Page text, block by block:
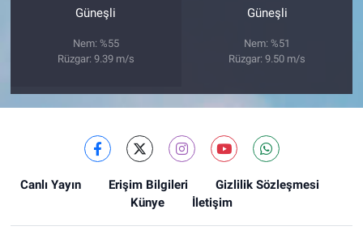
Güneşli
Nem: %55
Rüzgar: 9.39 m/s
Güneşli
Nem: %51
Rüzgar: 9.50 m/s
Canlı Yayın Erişim Bilgileri
Gizlilik Sözleşmesi
Künye
İletişim